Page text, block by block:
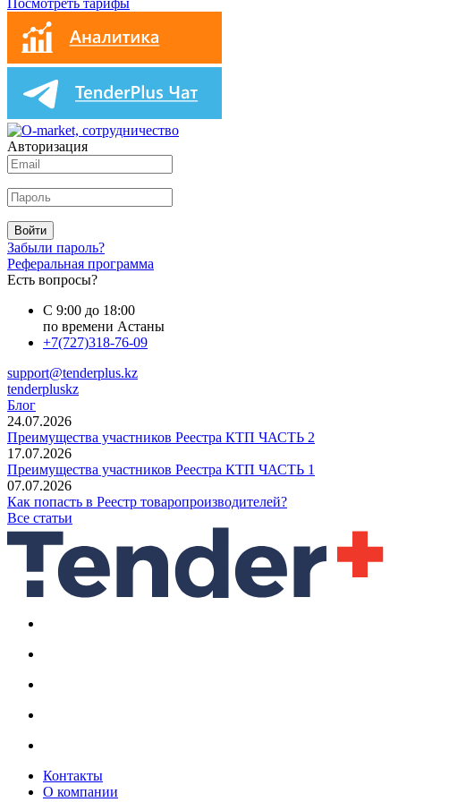
Авторизация
Войти
Забыли пароль?
Реферальная программа
Есть вопросы?
С 9:00 до 18:00
по времени Астаны
+7(727)318-76-09
support@tenderplus.kz
tenderpluskz
Блог
24.07.2026
Преимущества участников Реестра КТП ЧАСТЬ 2
17.07.2026
Преимущества участников Реестра КТП ЧАСТЬ 1
07.07.2026
Как попасть в Реестр товаропроизводителей?
Все статьи
Контакты
О компании